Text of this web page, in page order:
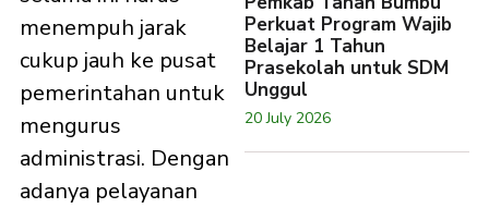
menempuh jarak
cukup jauh ke pusat
pemerintahan untuk
mengurus
administrasi. Dengan
adanya pelayanan
Perkuat Program Wajib
Belajar 1 Tahun
Prasekolah untuk SDM
Unggul
20 July 2026